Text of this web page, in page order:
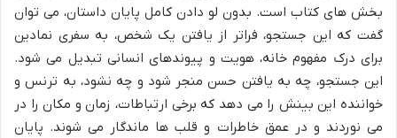
بخش های کتاب است. بدون لو دادن کامل پایان داستان، می توان
گفت که این جستجو، فراتر از یافتن یک شخص، به سفری نمادین
برای درک مفهوم خانه، هویت و پیوندهای انسانی تبدیل می شود.
این جستجو، چه به یافتن حسن منجر شود و چه نشود، به ترنس و
خواننده این بینش را می دهد که برخی ارتباطات، زمان و مکان را در
می نوردند و در عمق خاطرات و قلب ها ماندگار می شوند. پایان